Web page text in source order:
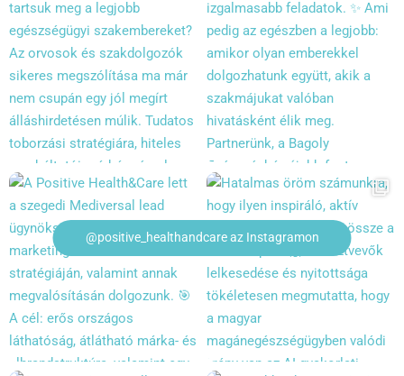
@positive_healthandcare az Instagramon